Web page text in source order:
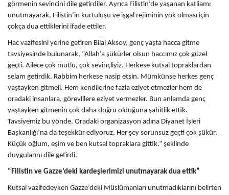
görmenin sevincini dile getirdiler. Ayrıca Filistin’de yaşanan katliamı
unutmayarak, Filistin’in kurtuluşu ve işgal rejiminin yok olması için
çokça dua ettiklerini ifade ettiler.
Hac vazifesini yerine getiren Bilal Aksoy, genç yaşta hacca gitme
tavsiyesinde bulunarak, “Allah’a şükürler olsun haccımız çok güzel
geçti. Ailece çok mutlu, çok sevinçliyiz. Herkese kutsal topraklardan
selam getirdik. Rabbim herkese nasip etsin. Mümkünse herkes genç
yaştayken gitmeli. Hem kendilerine fazla eziyet etmezler hem de
oradaki insanlara, görevlilere eziyet vermezler. Bun anlamda genç
yaştayken gitmenin çok daha doğru olduğuna şahitlik ettik.
Tavsiyemiz bu yönde. Oradaki organizasyon adına Diyanet İşleri
Başkanlığı’na da teşekkür ediyoruz. Her şey sorunsuz geçti çok şükür.
Küçük oğlum, eşim ve ben kutsal topraklara gittik.” şeklinde
duygularını dile getirdi.
“Filistin ve Gazze’deki kardeşlerimizi unutmayarak dua ettik”
Kutsal vazifedeyken Gazze’deki Müslümanları unutmadıklarını belirten